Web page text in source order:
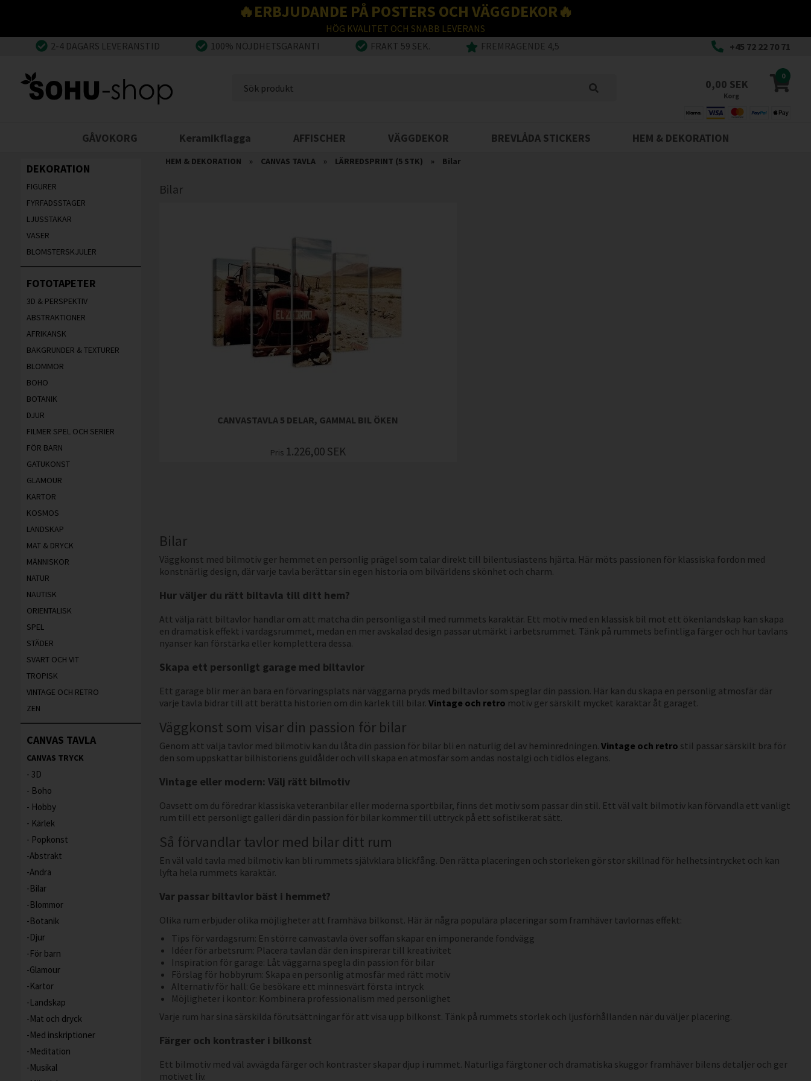
🔥ERBJUDANDE PÅ POSTERS OCH VÄGGDEKOR🔥
HÖG KVALITET OCH SNABB LEVERANS
2-4 DAGARS LEVERANSTID
100% NÖJDHETSGARANTI FRAKT 59 SEK. FREMRAGENDE 4,5 +45 72 22 70 71
0
0,00 SEK
Korg
GÅVOKORG Keramikflagga AFFISCHER VÄGGDEKOR BREVLÅDA STICKERS HEM & DEKORATION
DEKORATION
FIGURER
FYRFADSSTAGER
LJUSSTAKAR
VASER
BLOMSTERSKJULER
FOTOTAPETER
3D & PERSPEKTIV
ABSTRAKTIONER
AFRIKANSK
BAKGRUNDER & TEXTURER
BLOMMOR
BOHO
BOTANIK
DJUR
FILMER SPEL OCH SERIER
FÖR BARN
GATUKONST
GLAMOUR
KARTOR
KOSMOS
LANDSKAP
MAT & DRYCK
MÄNNISKOR
NATUR
NAUTISK
ORIENTALISK
SPEL
STÄDER
SVART OCH VIT
TROPISK
VINTAGE OCH RETRO
ZEN
CANVAS TAVLA
CANVAS TRYCK
3D
Boho
Hobby
Kärlek
Popkonst
Abstrakt
Andra
Bilar
Blommor
Botanik
Djur
För barn
Glamour
Kartor
Landskap
Mat och dryck
Med inskriptioner
Meditation
Musikal
HEM & DEKORATION » CANVAS TAVLA » LÄRREDSPRINT (5 STK) » Bilar
Bilar
CANVASTAVLA 5 DELAR, GAMMAL BIL ÖKEN
Pris 1.226,00 SEK
Bilar
Väggkonst med bilmotiv ger hemmet en personlig prägel som talar direkt till bilentusiastens hjärta. Här möts passionen för klassiska fordon med
konstnärlig design, där varje tavla berättar sin egen historia om bilvärldens skönhet och charm.
Hur väljer du rätt biltavla till ditt hem?
Att välja rätt biltavlor handlar om att matcha din personliga stil med rummets karaktär. Ett motiv med en klassisk bil mot ett ökenlandskap kan skapa
en dramatisk effekt i vardagsrummet, medan en mer avskalad design passar utmärkt i arbetsrummet. Tänk på rummets befintliga färger och hur tavlans
nyanser kan förstärka eller komplettera dessa.
Skapa ett personligt garage med biltavlor
Ett garage blir mer än bara en förvaringsplats när väggarna pryds med biltavlor som speglar din passion. Här kan du skapa en personlig atmosfär där
varje tavla bidrar till att berätta historien om din kärlek till bilar. Vintage och retro motiv ger särskilt mycket karaktär åt garaget.
Väggkonst som visar din passion för bilar
Genom att välja tavlor med bilmotiv kan du låta din passion för bilar bli en naturlig del av heminredningen. Vintage och retro stil passar särskilt bra för
den som uppskattar bilhistoriens guldålder och vill skapa en atmosfär som andas nostalgi och tidlös elegans.
Vintage eller modern: Välj rätt bilmotiv
Oavsett om du föredrar klassiska veteranbilar eller moderna sportbilar, finns det motiv som passar din stil. Ett väl valt bilmotiv kan förvandla ett vanligt
rum till ett personligt galleri där din passion för bilar kommer till uttryck på ett sofistikerat sätt.
Så förvandlar tavlor med bilar ditt rum
En väl vald tavla med bilmotiv kan bli rummets självklara blickfång. Den rätta placeringen och storleken gör stor skillnad för helhetsintrycket och kan
lyfta hela rummets karaktär.
Var passar biltavlor bäst i hemmet?
Olika rum erbjuder olika möjligheter att framhäva bilkonst. Här är några populära placeringar som framhäver tavlornas effekt:
Tips för vardagsrum: En större canvastavla över soffan skapar en imponerande fondvägg
Idéer för arbetsrum: Placera tavlan där den inspirerar till kreativitet
Inspiration för garage: Låt väggarna spegla din passion för bilar
Förslag för hobbyrum: Skapa en personlig atmosfär med rätt motiv
Alternativ för hall: Ge besökare ett minnesvärt första intryck
Möjligheter i kontor: Kombinera professionalism med personlighet
Varje rum har sina särskilda förutsättningar för att visa upp bilkonst. Tänk på rummets storlek och ljusförhållanden när du väljer placering.
Färger och kontraster i bilkonst
Ett bilmotiv med väl avvägda färger och kontraster skapar djup i rummet. Naturliga färgtoner och dramatiska skuggor framhäver bilens detaljer och ger
motivet liv.